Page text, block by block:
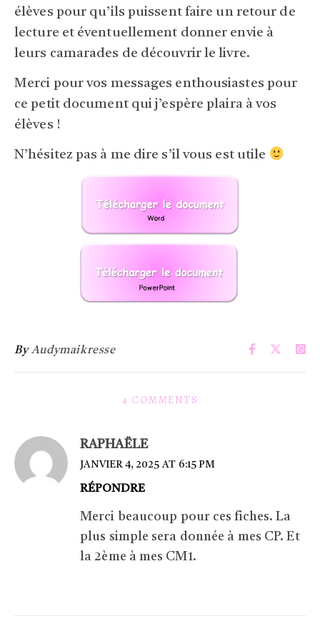
élèves pour qu’ils puissent faire un retour de
lecture et éventuellement donner envie à
leurs camarades de découvrir le livre.
Merci pour vos messages enthousiastes pour
ce petit document qui j’espère plaira à vos
élèves !
N’hésitez pas à me dire s’il vous est utile
ByAudymaikresse
4 COMMENTS
RAPHAËLE
JANVIER 4, 2025 AT 6:15 PM
RÉPONDRE
Merci beaucoup pour ces fiches. La
plus simple sera donnée à mes CP. Et
la 2ème à mes CM1.